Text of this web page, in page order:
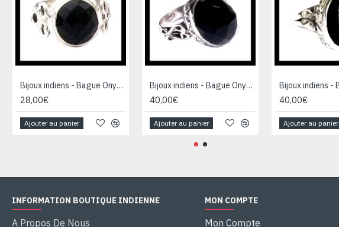
Bijoux indiens - Bague Onyx - Bague indienne en argent
28,00€
Ajouter au panier
Bijoux indiens - Bague Onyx - Bague indienne en argent
40,00€
Ajouter au panier
40,00€
Ajouter au panier
INFORMATION BOUTIQUE INDIENNE
A Propos De Nous
MON COMPTE
Mon Compte